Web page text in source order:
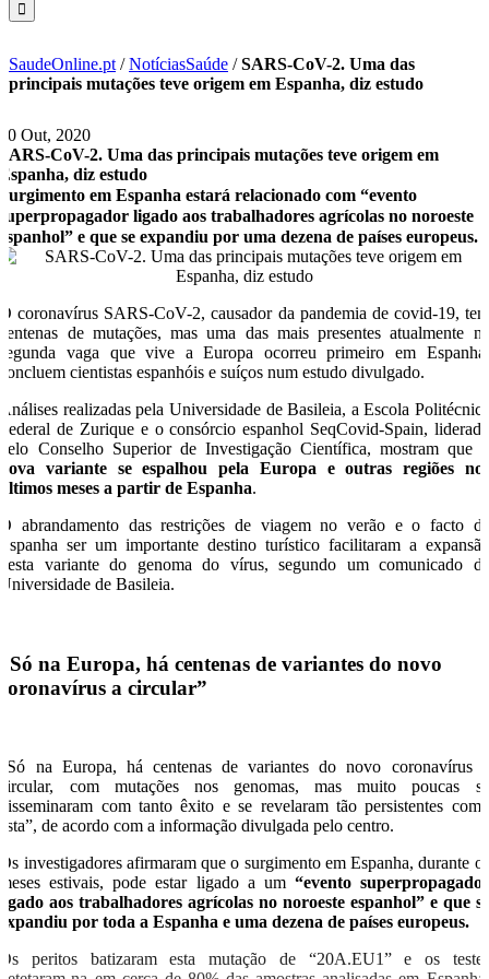
SaudeOnline.pt /NotíciasSaúde /SARS-CoV-2. Uma das
principais mutações teve origem em Espanha, diz estudo
30 Out, 2020
SARS-CoV-2. Uma das principais mutações teve origem em
Espanha, diz estudo
Surgimento em Espanha estará relacionado com “evento
superpropagador ligado aos trabalhadores agrícolas no noroeste
espanhol” e que se expandiu por uma dezena de países europeus.
O coronavírus SARS-CoV-2, causador da pandemia de covid-19, tem
centenas de mutações, mas uma das mais presentes atualmente na
segunda vaga que vive a Europa ocorreu primeiro em Espanha,
concluem cientistas espanhóis e suíços num estudo divulgado.
Análises realizadas pela Universidade de Basileia, a Escola Politécnica
Federal de Zurique e o consórcio espanhol SeqCovid-Spain, liderado
pelo Conselho Superior de Investigação Científica, mostram que a
nova variante se espalhou pela Europa e outras regiões nos
últimos meses a partir de Espanha.
O abrandamento das restrições de viagem no verão e o facto de
Espanha ser um importante destino turístico facilitaram a expansão
desta variante do genoma do vírus, segundo um comunicado da
Universidade de Basileia.
“Só na Europa, há centenas de variantes do novo
coronavírus a circular”
“Só na Europa, há centenas de variantes do novo coronavírus a
circular, com mutações nos genomas, mas muito poucas se
disseminaram com tanto êxito e se revelaram tão persistentes como
esta”, de acordo com a informação divulgada pelo centro.
Os investigadores afirmaram que o surgimento em Espanha, durante os
meses estivais, pode estar ligado a um “evento superpropagador
ligado aos trabalhadores agrícolas no noroeste espanhol” e que se
expandiu por toda a Espanha e uma dezena de países europeus.
Os peritos batizaram esta mutação de “20A.EU1” e os testes